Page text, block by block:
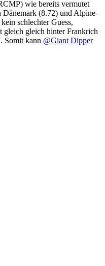
wie bereits vermutet
Dänemark (8.72) und Alpine-
schlechter Guess,
gleich gleich hinter Frankrich
Somit kann @Giant Dipper